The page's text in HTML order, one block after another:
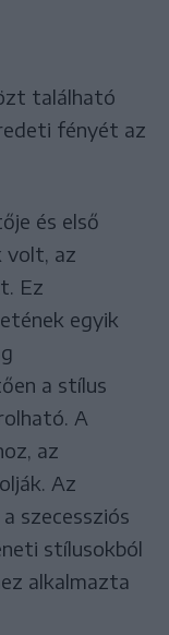
található
fényét az
és első
volt, az
Ez
egyik
a stílus
A
az
Az
szecessziós
stílusokból
alkalmazta